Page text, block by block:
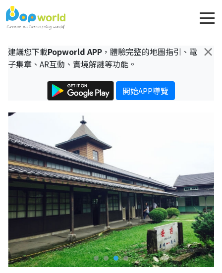
×
建議您下載Popworld APP ，體驗完整的地圖指引、電
子集章、AR互動、實境解謎等功能。
開始APP導覽